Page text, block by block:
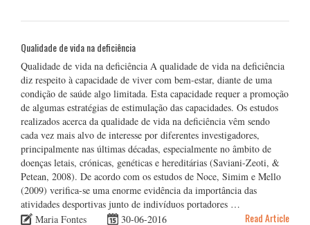
Qualidade de vida na deficiência
Qualidade de vida na deficiência A qualidade de vida na deficiência
diz respeito à capacidade de viver com bem-estar, diante de uma
condição de saúde algo limitada. Esta capacidade requer a promoção
de algumas estratégias de estimulação das capacidades. Os estudos
realizados acerca da qualidade de vida na deficiência vêm sendo
cada vez mais alvo de interesse por diferentes investigadores,
principalmente nas últimas décadas, especialmente no âmbito de
doenças letais, crónicas, genéticas e hereditárias (Saviani-Zeoti, &
Petean, 2008). De acordo com os estudos de Noce, Simim e Mello
(2009) verifica-se uma enorme evidência da importância das
atividades desportivas junto de indivíduos portadores …
Maria Fontes
30-06-2016 Read Article